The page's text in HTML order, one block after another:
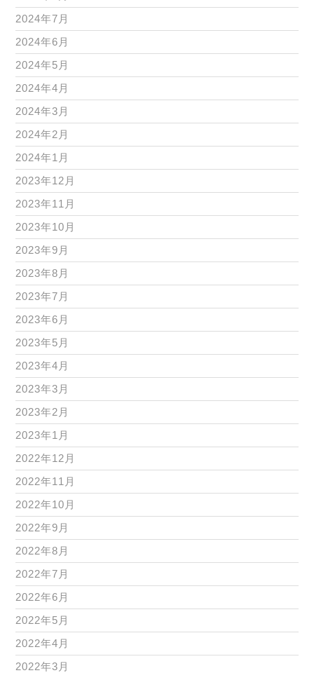
2024年7月
2024年6月
2024年5月
2024年4月
2024年3月
2024年2月
2024年1月
2023年12月
2023年11月
2023年10月
2023年9月
2023年8月
2023年7月
2023年6月
2023年5月
2023年4月
2023年3月
2023年2月
2023年1月
2022年12月
2022年11月
2022年10月
2022年9月
2022年8月
2022年7月
2022年6月
2022年5月
2022年4月
2022年3月